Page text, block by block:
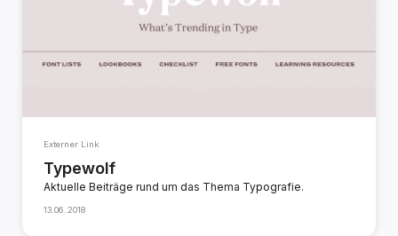
Externer Link
Typewolf
Aktuelle Beiträge rund um das Thema Typografie.
13.06.2018